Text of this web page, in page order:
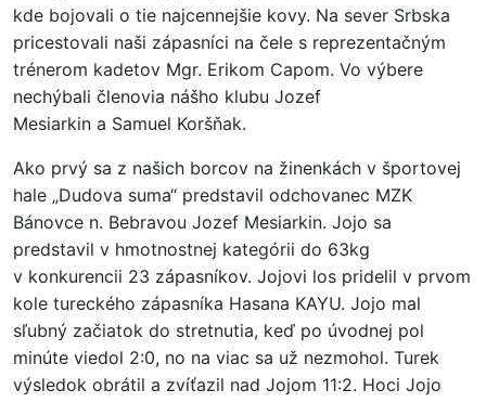
kde bojovali o tie najcennejšie kovy. Na sever Srbska
pricestovali naši zápasníci na čele s reprezentačným
trénerom kadetov Mgr. Erikom Capom. Vo výbere
nechýbali členovia nášho klubu Jozef
Mesiarkin a Samuel Koršňak.
Ako prvý sa z našich borcov na žinenkách v športovej
hale „Dudova suma“ predstavil odchovanec MZK
Bánovce n. Bebravou Jozef Mesiarkin. Jojo sa
predstavil v hmotnostnej kategórii do 63kg
v konkurencii 23 zápasníkov. Jojovi los pridelil v prvom
kole tureckého zápasníka Hasana KAYU. Jojo mal
sľubný začiatok do stretnutia, keď po úvodnej pol
minúte viedol 2:0, no na viac sa už nezmohol. Turek
výsledok obrátil a zvíťazil nad Jojom 11:2. Hoci Jojo